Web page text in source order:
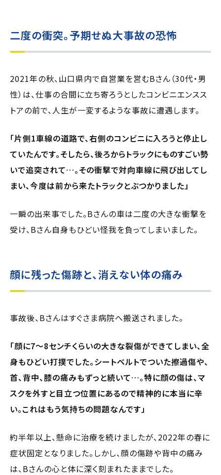
二度の衝突。予期せぬ大事故の恐怖
2021年の秋、山口県内で自営業を営むBさん（30代・男
性）は、仕事の合間に立ち寄ろうとしたコンビニエンスス
トアの前で、人生が一変するような事故に遭遇します。
「片側1車線の道路で、右側のコンビニに入ろうと停止し
ていたんです。そしたら、後ろからトラックにものすごい勢
いで追突されて…。その衝撃で対向車線に飛び出してし
まい、今度は前から来たトラックとぶつかりました」
一瞬の出来事でした。Bさんの車は二度の大きな衝撃を
受け、Bさん自身もひどい怪我を負ってしまいました。
顔に残った傷跡と、消えない体の痛み
事故後、Bさんはすぐさま病院へ搬送されました。
「顔に7～8センチくらいの大きな裂傷ができてしまい、全
身もひどい打撲でした。シートベルトでついた擦過傷や、
首、背中、膝の痛みもずっと続いて…。特に顔の傷は、マ
スクを外すと目立つ位置にあるので精神的に本当に辛
い。これはもう気持ちの問題なんです」
約半年以上、懸命に治療を続けましたが、2022年の春に
症状固定となりました。しかし、顔の傷跡や背中の痛み
は、Bさんの心と体に深く刻まれたままでした。